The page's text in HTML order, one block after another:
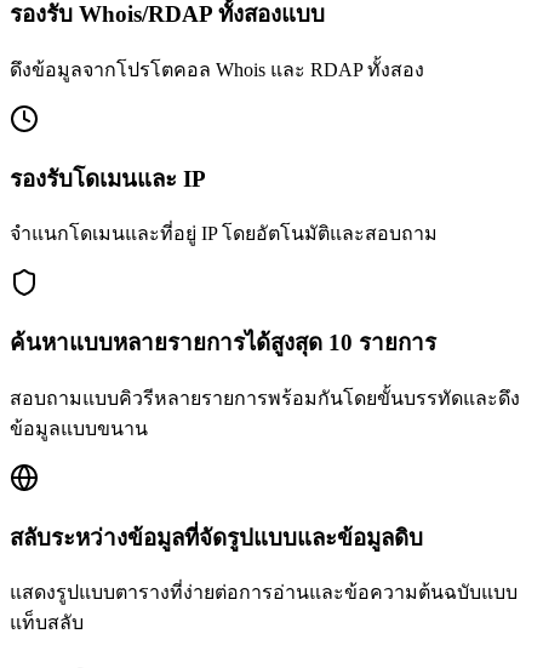
รองรับ Whois/RDAP ทั้งสองแบบ
ดึงข้อมูลจากโปรโตคอล Whois และ RDAP ทั้งสอง
รองรับโดเมนและ IP
จำแนกโดเมนและที่อยู่ IP โดยอัตโนมัติและสอบถาม
ค้นหาแบบหลายรายการได้สูงสุด 10 รายการ
สอบถามแบบคิวรีหลายรายการพร้อมกันโดยขั้นบรรทัดและดึง
ข้อมูลแบบขนาน
สลับระหว่างข้อมูลที่จัดรูปแบบและข้อมูลดิบ
แสดงรูปแบบตารางที่ง่ายต่อการอ่านและข้อความต้นฉบับแบบ
แท็บสลับ